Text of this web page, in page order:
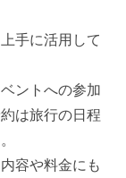
手に活用して
ントへの参加
は旅行の日程
容や料金にも